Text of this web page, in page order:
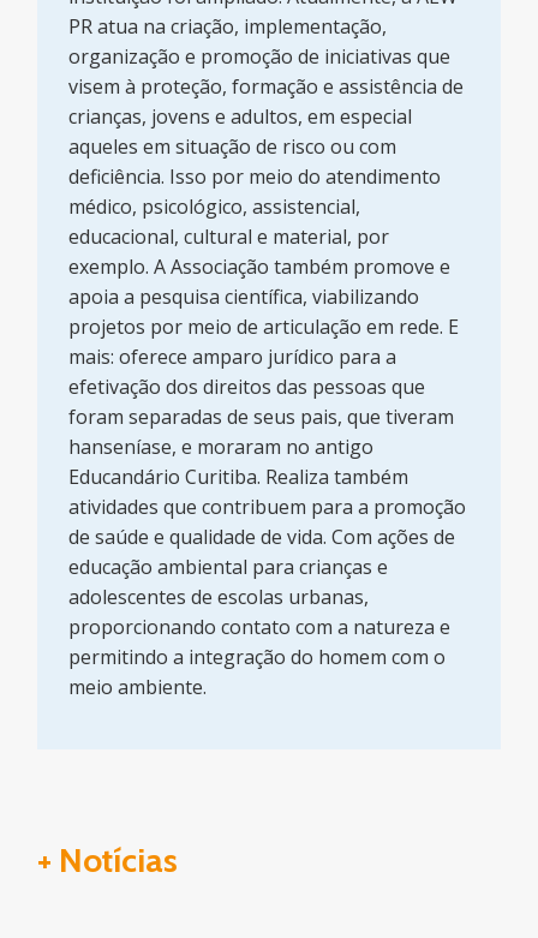
PR atua na criação, implementação,
organização e promoção de iniciativas que
visem à proteção, formação e assistência de
crianças, jovens e adultos, em especial
aqueles em situação de risco ou com
deficiência. Isso por meio do atendimento
médico, psicológico, assistencial,
educacional, cultural e material, por
exemplo. A Associação também promove e
apoia a pesquisa científica, viabilizando
projetos por meio de articulação em rede. E
mais: oferece amparo jurídico para a
efetivação dos direitos das pessoas que
foram separadas de seus pais, que tiveram
hanseníase, e moraram no antigo
Educandário Curitiba. Realiza também
atividades que contribuem para a promoção
de saúde e qualidade de vida. Com ações de
educação ambiental para crianças e
adolescentes de escolas urbanas,
proporcionando contato com a natureza e
permitindo a integração do homem com o
meio ambiente.
+ Notícias